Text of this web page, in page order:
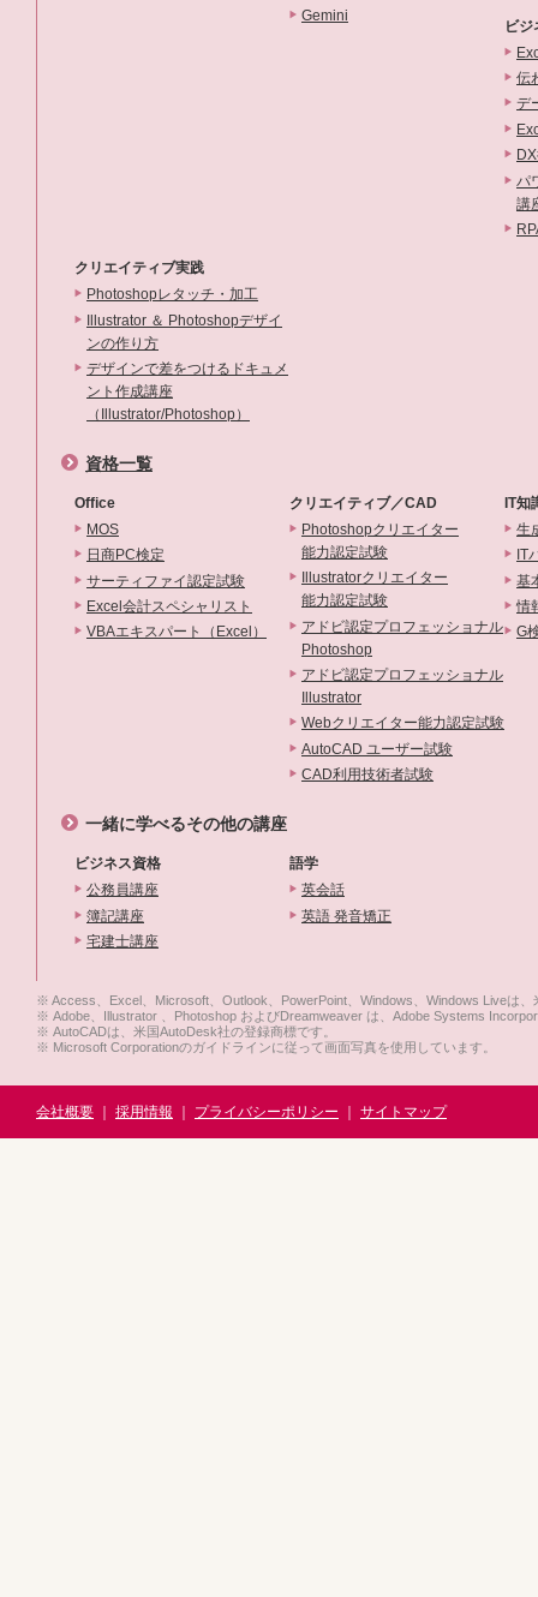
Gemini
ビジ
伝
デ
パ
講
クリエイティブ実践
Photoshopレタッチ・加工
Illustrator ＆ Photoshopデザイ
ンの作り方
デザインで差をつけるドキュメ
ント作成講座
（Illustrator/Photoshop）
資格一覧
Office
MOS
日商PC検定
サーティファイ認定試験
Excel会計スペシャリスト
VBAエキスパート（Excel）
クリエイティブ／CAD
Photoshopクリエイター
能力認定試験
Illustratorクリエイター
能力認定試験
アドビ認定プロフェッショナル
Photoshop
アドビ認定プロフェッショナル
Illustrator
Webクリエイター能力認定試験
AutoCAD ユーザー試験
CAD利用技術者試験
IT知
生
IT
基
情
G
一緒に学べるその他の講座
ビジネス資格
公務員講座
簿記講座
宅建士講座
語学
英会話
英語 発音矯正
※ Access、Excel、Microsoft、Outlook、PowerPoint、Windows、Windows Liveは
※ Adobe、Illustrator 、Photoshop およびDreamweaver は、Adobe Systems
※ AutoCADは、米国AutoDesk社の登録商標です。
※ Microsoft Corporationのガイドラインに従って画面写真を使用しています。
会社概要 採用情報 プライバシーポリシー サイトマップ